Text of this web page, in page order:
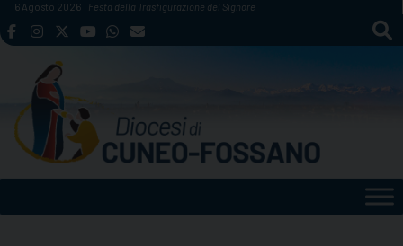
Skip
to
6 Agosto 2026 Festa della Trasfigurazione del Signore